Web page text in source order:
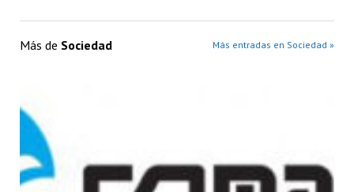
Más de Sociedad Más entradas en Sociedad »